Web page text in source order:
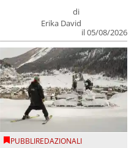
di
Erika David
il 05/08/2026
PUBBLIREDAZIONALI